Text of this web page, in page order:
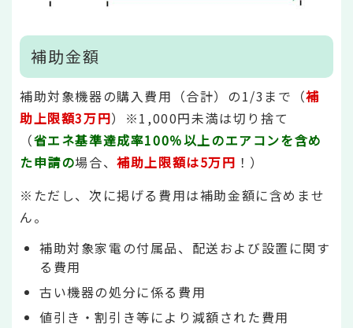
補助金額
補助対象機器の購入費用（合計）の1/3まで（補
助上限額3万円）※1,000円未満は切り捨て
（省エネ基準達成率100％以上のエアコンを含め
た申請の場合、補助上限額は5万円 ！）
※ただし、次に掲げる費用は補助金額に含めませ
ん。
補助対象家電の付属品、配送および設置に関す
る費用
古い機器の処分に係る費用
値引き・割引き等により減額された費用